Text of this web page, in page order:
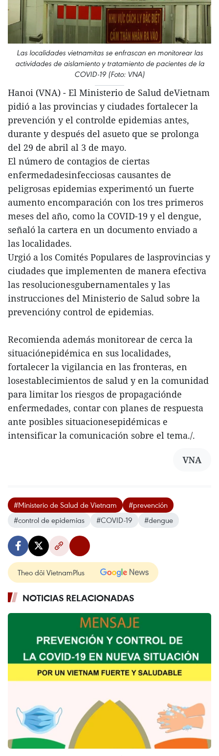
Las localidades vietnamitas se enfrascan en monitorear las
actividades de aislamiento y tratamiento de pacientes de la
COVID-19 (Foto: VNA)
Hanoi (VNA) - El Ministerio de Salud deVietnam
pidió a las provincias y ciudades fortalecer la
prevención y el controlde epidemias antes,
durante y después del asueto que se prolonga
del 29 de abril al 3 de mayo.
El número de contagios de ciertas
enfermedadesinfecciosas causantes de
peligrosas epidemias experimentó un fuerte
aumento encomparación con los tres primeros
meses del año, como la COVID-19 y el dengue,
señaló la cartera en un documento enviado a
las localidades.
Urgió a los Comités Populares de lasprovincias y
ciudades que implementen de manera efectiva
las resolucionesgubernamentales y las
instrucciones del Ministerio de Salud sobre la
prevencióny control de epidemias.
Recomienda además monitorear de cerca la
situaciónepidémica en sus localidades,
fortalecer la vigilancia en las fronteras, en
losestablecimientos de salud y en la comunidad
para limitar los riesgos de propagaciónde
enfermedades, contar con planes de respuesta
ante posibles situacionesepidémicas e
intensificar la comunicación sobre el tema./.
VNA
#Ministerio de Salud de Vietnam
#prevención
#control de epidemias
#COVID-19 #dengue
Theo dõi VietnamPlus
NOTICIAS RELACIONADAS